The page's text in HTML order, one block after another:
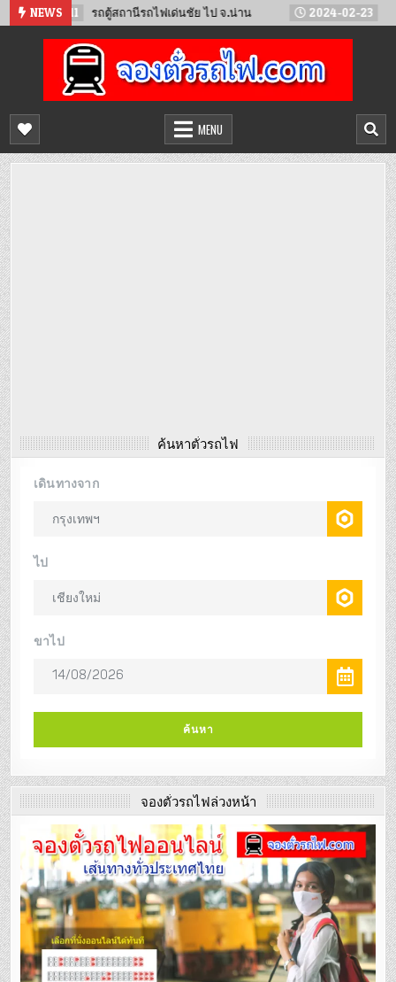
Skip NEWS
11 รถตู้สถานีรถไฟเด่นชัย ไป จ.น่าน 2024-02-23 เตรียมเปิดวิ่
จองตั๋วรถไฟออนไลน์
จำหน่ายตั๋วรถไฟล่วงหน้า จองได้ 24 ชั่วโมง
MENU
ค้นหาตั๋วรถไฟ
จองตั๋วรถไฟล่วงหน้า